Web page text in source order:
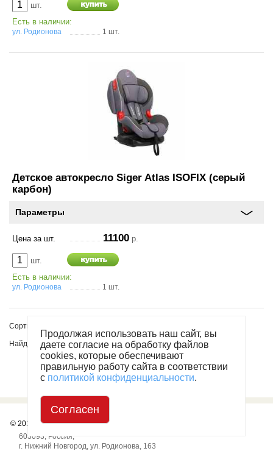
шт.
Есть в наличии:
ул. Родионова 1 шт.
Детское автокресло Siger Atlas ISOFIX (серый
карбон)
Параметры
Цена за шт. 11100 р.
шт.
Есть в наличии:
ул. Родионова 1 шт.
Сортировать по:
Найдено товаров: 6 шт.
© 2010 — 2026 «АвтоВолга Супермаркет»
603093, Россия,
г. Нижний Новгород, ул. Родионова, 163
Продолжая использовать наш сайт, вы
даете согласие на обработку файлов
cookies, которые обеспечивают
правильную работу сайта в соответствии
с политикой конфиденциальности.
Согласен